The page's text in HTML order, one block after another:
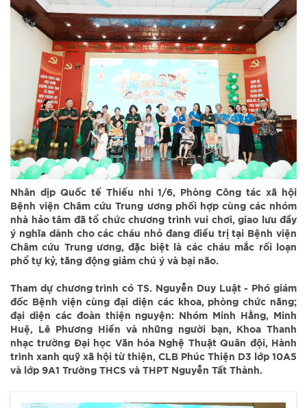
Nhân dịp Quốc tế Thiếu nhi 1/6, Phòng Công tác xã hội
Bệnh viện Châm cứu Trung ương phối hợp cùng các nhóm
nhà hảo tâm đã tổ chức chương trình vui chơi, giao lưu đầy
ý nghĩa dành cho các cháu nhỏ đang điều trị tại Bệnh viện
Châm cứu Trung ương, đặc biệt là các cháu mắc rối loạn
phổ tự kỷ, tăng động giảm chú ý và bại não.
Tham dự chương trình có TS. Nguyễn Duy Luật - Phó giám
đốc Bệnh viện cùng đại diện các khoa, phòng chức năng;
đại diện các đoàn thiện nguyện: Nhóm Minh Hằng, Minh
Huệ, Lê Phương Hiền và những người bạn, Khoa Thanh
nhạc trường Đại học Văn hóa Nghệ Thuật Quân đội, Hành
trình xanh quỹ xã hội từ thiện, CLB Phúc Thiện D3 lớp 10A5
và lớp 9A1 Trường THCS và THPT Nguyễn Tất Thành.